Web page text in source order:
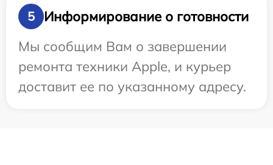
5
Информирование о готовности
Мы сообщим Вам о завершении
ремонта техники Apple, и курьер
доставит ее по указанному адресу.